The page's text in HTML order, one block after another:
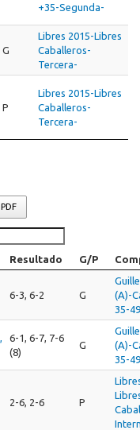
+35-Segunda-
G
Libres 2015-Libres
Caballeros-
Tercera-
P
Libres 2015-Libres
Caballeros-
Tercera-
PDF
Resultado G/P
6-3, 6-2 G
(A)-
35-
6-1, 6-7, 7-6
(8)
G
(A)-
35-
2-6, 2-6 P